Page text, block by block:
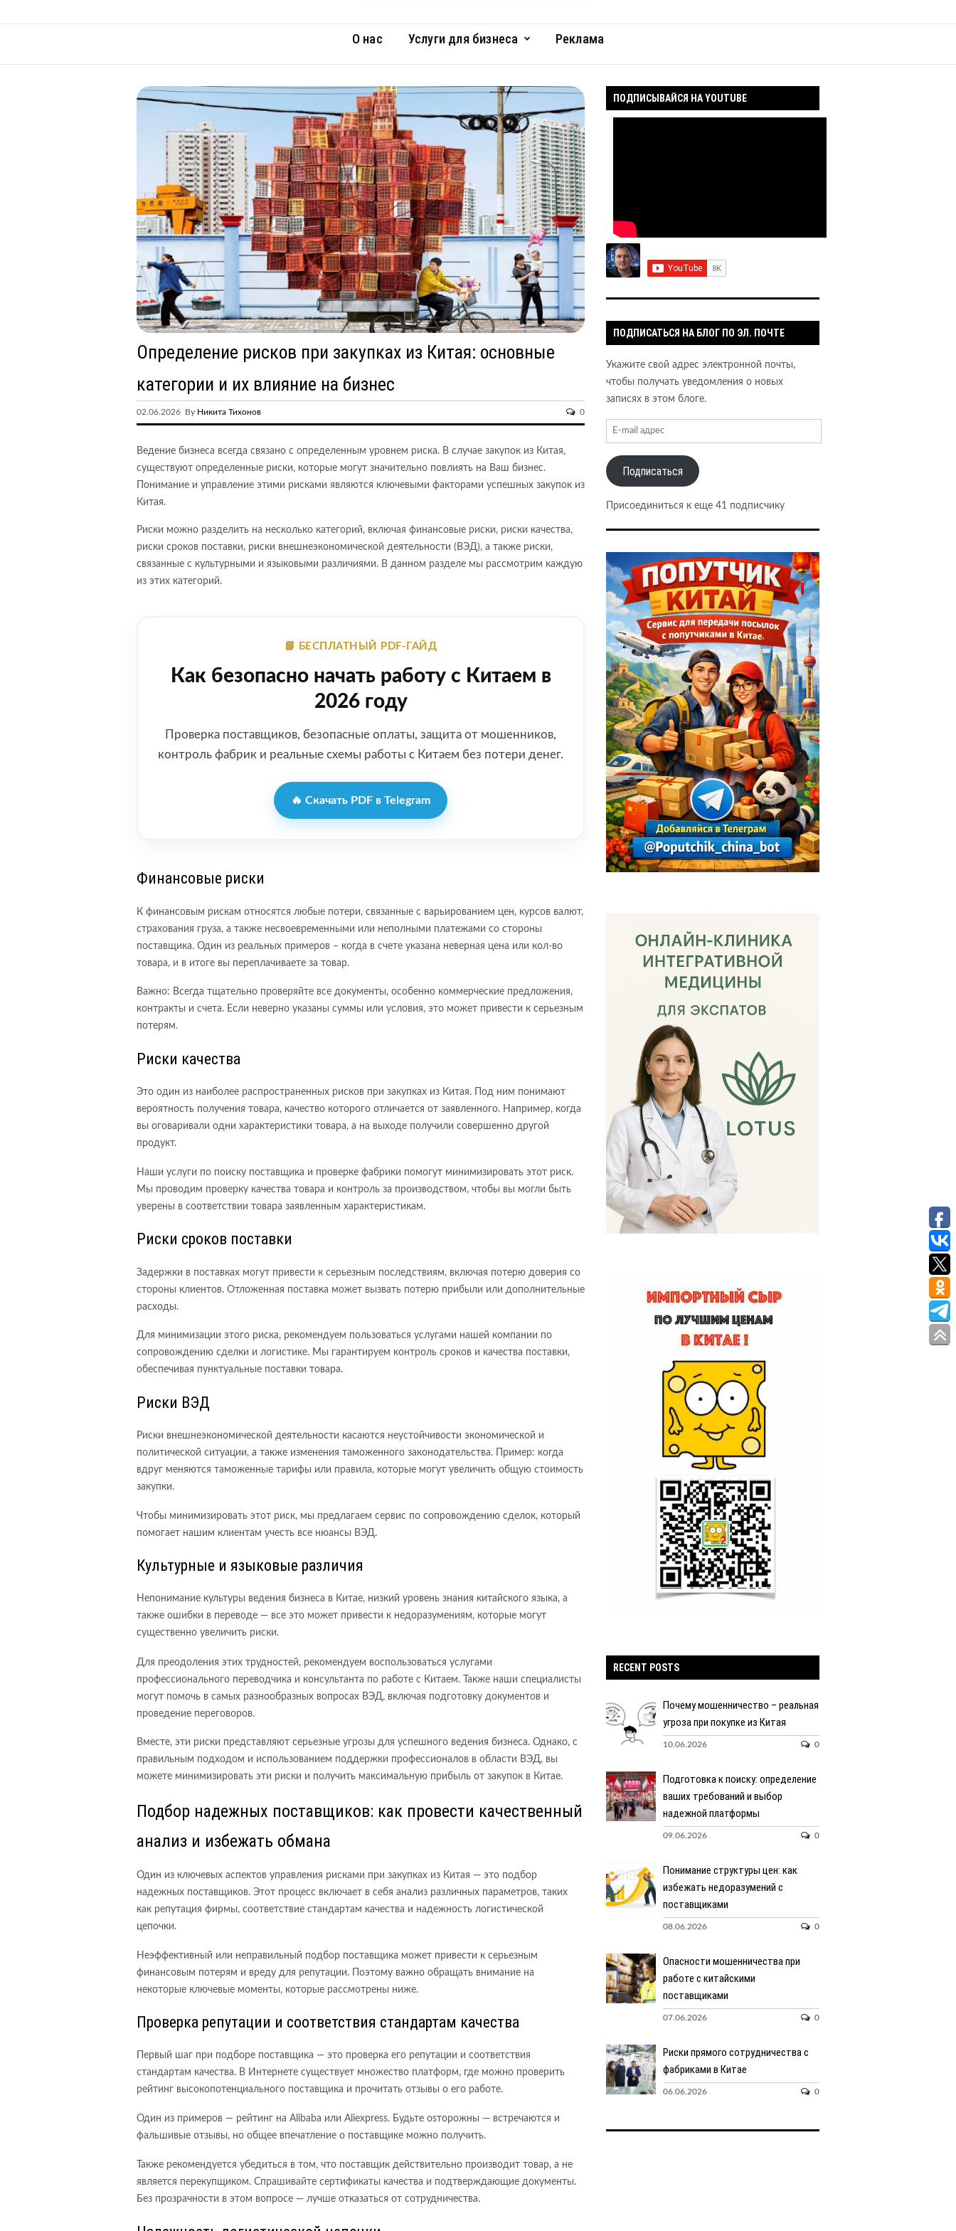
О нас Услуги для бизнеса Реклама
Определение рисков при закупках из Китая: основные
категории и их влияние на бизнес
02.06.2026 By Никита Тихонов 0
Ведение бизнеса всегда связано с определенным уровнем риска. В случае закупок из Китая,
существуют определенные риски, которые могут значительно повлиять на Ваш бизнес.
Понимание и управление этими рисками являются ключевыми факторами успешных закупок из
Китая.
Риски можно разделить на несколько категорий, включая финансовые риски, риски качества,
риски сроков поставки, риски внешнеэкономической деятельности (ВЭД), а также риски,
связанные с культурными и языковыми различиями. В данном разделе мы рассмотрим каждую
из этих категорий.
📘 БЕСПЛАТНЫЙ PDF-ГАЙД
Как безопасно начать работу с Китаем в
2026 году
Проверка поставщиков, безопасные оплаты, защита от мошенников,
контроль фабрик и реальные схемы работы с Китаем без потери денег.
🔥 Скачать PDF в Telegram
Финансовые риски
К финансовым рискам относятся любые потери, связанные с варьированием цен, курсов валют,
страхования груза, а также несвоевременными или неполными платежами со стороны
поставщика. Один из реальных примеров – когда в счете указана неверная цена или кол-во
товара, и в итоге вы переплачиваете за товар.
Важно: Всегда тщательно проверяйте все документы, особенно коммерческие предложения,
контракты и счета. Если неверно указаны суммы или условия, это может привести к серьезным
потерям.
Риски качества
Это один из наиболее распространенных рисков при закупках из Китая. Под ним понимают
вероятность получения товара, качество которого отличается от заявленного. Например, когда
вы оговаривали одни характеристики товара, а на выходе получили совершенно другой
продукт.
Наши услуги по поиску поставщика и проверке фабрики помогут минимизировать этот риск.
Мы проводим проверку качества товара и контроль за производством, чтобы вы могли быть
уверены в соответствии товара заявленным характеристикам.
Риски сроков поставки
Задержки в поставках могут привести к серьезным последствиям, включая потерю доверия со
стороны клиентов. Отложенная поставка может вызвать потерю прибыли или дополнительные
расходы.
Для минимизации этого риска, рекомендуем пользоваться услугами нашей компании по
сопровождению сделки и логистике. Мы гарантируем контроль сроков и качества поставки,
обеспечивая пунктуальные поставки товара.
Риски ВЭД
Риски внешнеэкономической деятельности касаются неустойчивости экономической и
политической ситуации, а также изменения таможенного законодательства. Пример: когда
вдруг меняются таможенные тарифы или правила, которые могут увеличить общую стоимость
закупки.
Чтобы минимизировать этот риск, мы предлагаем сервис по сопровождению сделок, который
помогает нашим клиентам учесть все нюансы ВЭД.
Культурные и языковые различия
Непонимание культуры ведения бизнеса в Китае, низкий уровень знания китайского языка, а
также ошибки в переводе — все это может привести к недоразумениям, которые могут
существенно увеличить риски.
Для преодоления этих трудностей, рекомендуем воспользоваться услугами
профессионального переводчика и консультанта по работе с Китаем. Также наши специалисты
могут помочь в самых разнообразных вопросах ВЭД, включая подготовку документов и
проведение переговоров.
Вместе, эти риски представляют серьезные угрозы для успешного ведения бизнеса. Однако, с
правильным подходом и использованием поддержки профессионалов в области ВЭД, вы
можете минимизировать эти риски и получить максимальную прибыль от закупок в Китае.
Подбор надежных поставщиков: как провести качественный
анализ и избежать обмана
Один из ключевых аспектов управления рисками при закупках из Китая — это подбор
надежных поставщиков. Этот процесс включает в себя анализ различных параметров, таких
как репутация фирмы, соответствие стандартам качества и надежность логистической
цепочки.
Неэффективный или неправильный подбор поставщика может привести к серьезным
финансовым потерям и вреду для репутации. Поэтому важно обращать внимание на
некоторые ключевые моменты, которые рассмотрены ниже.
Проверка репутации и соответствия стандартам качества
Первый шаг при подборе поставщика — это проверка его репутации и соответствия
стандартам качества. В Интернете существует множество платформ, где можно проверить
рейтинг высокопотенциального поставщика и прочитать отзывы о его работе.
Один из примеров — рейтинг на Alibaba или Aliexpress. Будьте osторожны — встречаются и
фальшивые отзывы, но общее впечатление о поставщике можно получить.
Также рекомендуется убедиться в том, что поставщик действительно производит товар, а не
является перекупщиком. Спрашивайте сертификаты качества и подтверждающие документы.
Без прозрачности в этом вопросе — лучше отказаться от сотрудничества.
ПОДПИСЫВАЙСЯ НА YOUTUBE
ПОДПИСАТЬСЯ НА БЛОГ ПО ЭЛ. ПОЧТЕ
Укажите свой адрес электронной почты,
чтобы получать уведомления о новых
записях в этом блоге.
Подписаться
Присоединиться к еще 41 подписчику
RECENT POSTS
Почему мошенничество – реальная
угроза при покупке из Китая
10.06.2026 0
Подготовка к поиску: определение
ваших требований и выбор
надежной платформы
09.06.2026 0
Понимание структуры цен: как
избежать недоразумений с
поставщиками
08.06.2026 0
Опасности мошенничества при
работе с китайскими
поставщиками
07.06.2026 0
Риски прямого сотрудничества с
фабриками в Китае
06.06.2026 0